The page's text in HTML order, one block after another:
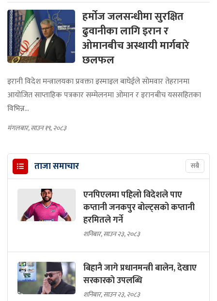
हर्मोज जलसन्धीमा सुरक्षित
ढुवानीका लागि इरान र
ओमानबीच अस्थायी मार्गबारे
छलफल
इरानी विदेश मन्त्रालयका प्रवक्ता इस्माइल बाघेईले सोमवार तेहरानमा
आयोजित साप्ताहिक पत्रकार सम्मेलनमा ओमान र इरानबीच यससहितका
विभिन्न...
मंगलबार, साउन १९, २०८३
ताजा समाचार सबै
एनपिएलमा पहिलो विदेशले पाए
कप्तानी जनकपुर बोल्ट्सको कप्तानी
हरमितले गर्ने
शनिबार, साउन २३, २०८३
बिहानै जागे प्रधानमन्त्री बालेन, देखाए
सरकारकाे उपलब्धि
शनिबार, साउन २३, २०८३